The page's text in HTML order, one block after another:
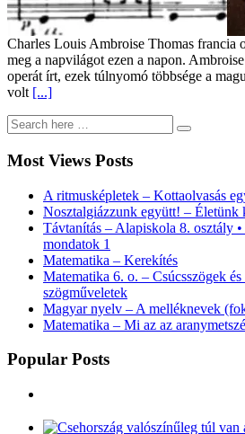
Charles Louis Ambroise Thomas francia
meg a napvilágot ezen a napon.
operát írt, ezek túlnyomó többsége a
volt [...]
Most Views Posts
A ritmusképletek – Kottaolvasás
Nosztalgiázzunk együtt! – Életünk
Távtanítás – Alapiskola 8. osztály
mondatok 1
Matematika – Kerekítés
Matematika 6. o. – Csúcsszögek
szögműveletek
Magyar nyelv – A melléknevek
Matematika – Mi az az
Popular Posts